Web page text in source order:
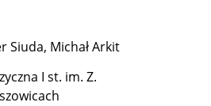
Siuda, Michał Arkit
I st. im. Z.